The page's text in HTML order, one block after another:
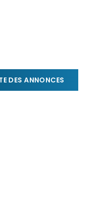
DES ANNONCES